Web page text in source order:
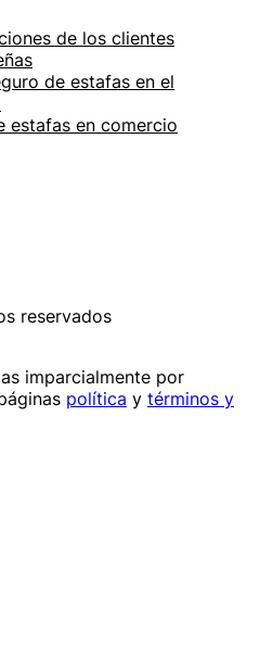
de los clientes
de estafas en el
estafas en comercio
reservados
imparcialmente por
política y términos y